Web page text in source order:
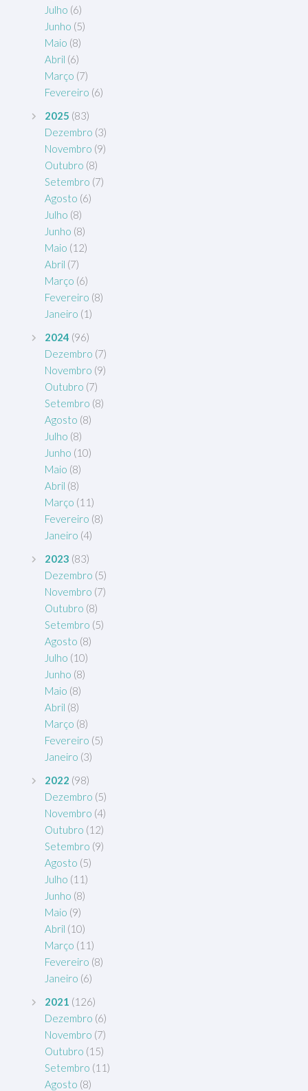
Julho (6)
Junho (5)
Maio (8)
Abril (6)
Março (7)
Fevereiro (6)
2025 (83)
Dezembro (3)
Novembro (9)
Outubro (8)
Setembro (7)
Agosto (6)
Julho (8)
Junho (8)
Maio (12)
Abril (7)
Março (6)
Fevereiro (8)
Janeiro (1)
2024 (96)
Dezembro (7)
Novembro (9)
Outubro (7)
Setembro (8)
Agosto (8)
Julho (8)
Junho (10)
Maio (8)
Abril (8)
Março (11)
Fevereiro (8)
Janeiro (4)
2023 (83)
Dezembro (5)
Novembro (7)
Outubro (8)
Setembro (5)
Agosto (8)
Julho (10)
Junho (8)
Maio (8)
Abril (8)
Março (8)
Fevereiro (5)
Janeiro (3)
2022 (98)
Dezembro (5)
Novembro (4)
Outubro (12)
Setembro (9)
Agosto (5)
Julho (11)
Junho (8)
Maio (9)
Abril (10)
Março (11)
Fevereiro (8)
Janeiro (6)
2021 (126)
Dezembro (6)
Novembro (7)
Outubro (15)
Setembro (11)
Agosto (8)